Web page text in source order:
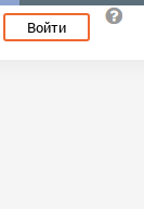
Войти